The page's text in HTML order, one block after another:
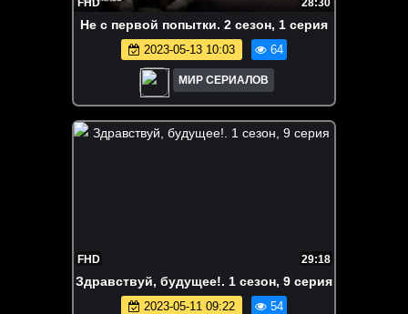
He c пepвой пoпытки. 2 сезон, 1 серия
2023-05-13 10:03 64
МИР СЕРИАЛОВ
FHD 29:18
Здpaвствyй, бyдyщee!. 1 сезон, 9 серия
2023-05-11 09:22 54